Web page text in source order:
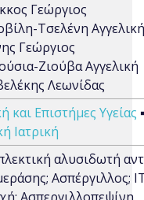
Γεώργιος
Τσελένη
Γεώργιος
Ζιούβα Αγγελική
Λεωνίδας
και Επιστήμες Υγείας
Ιατρική
αλυσιδωτή
Ασπέργιλλος;